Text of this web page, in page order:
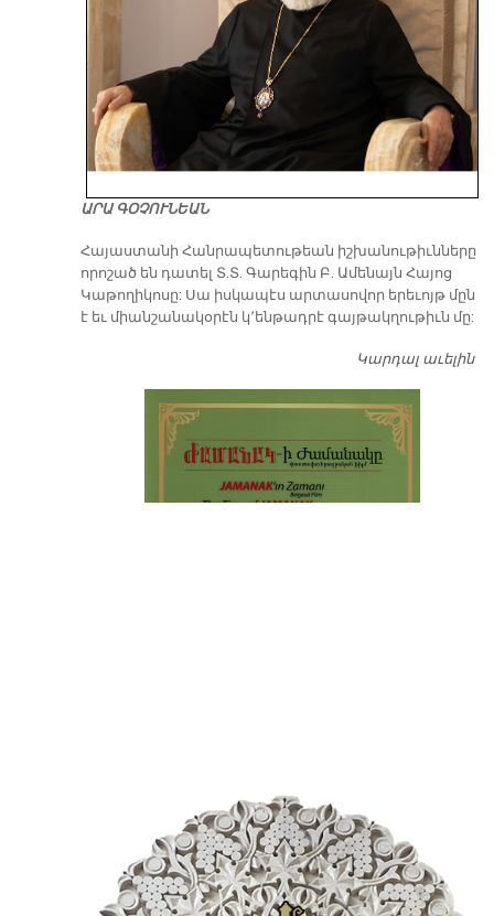
ԱՐԱ ԳՕՉՈՒՆԵԱՆ
​Հայաստանի Հանրապետութեան իշխանութիւնները
որոշած են դատել Տ.Տ. Գարեգին Բ. Ամենայն Հայոց
Կաթողիկոսը: Սա իսկապէս արտասովոր երեւոյթ մըն
է եւ միանշանակօրէն կ՚ենթադրէ գայթակղութիւն մը:
Կարդալ աւելին